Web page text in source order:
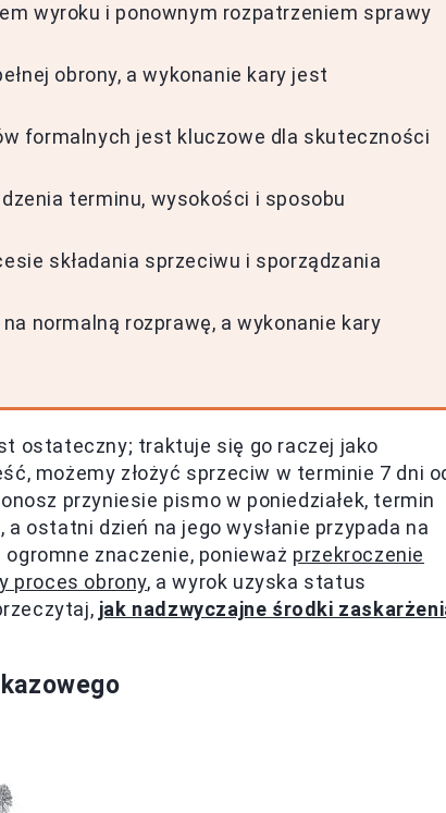
wyroku i ponownym rozpatrzeniem sprawy
obrony, a wykonanie kary jest
formalnych jest kluczowe dla skuteczności
terminu, wysokości i sposobu
składania sprzeciwu i sporządzania
normalną rozprawę, a wykonanie kary
ostateczny; traktuje się go raczej jako
możemy złożyć sprzeciw w terminie 7 dni
przyniesie pismo w poniedziałek, termin
ostatni dzień na jego wysłanie przypada na
znaczenie, ponieważ przekroczenie
proces obrony, a wyrok uzyska status
jak nadzwyczajne środki